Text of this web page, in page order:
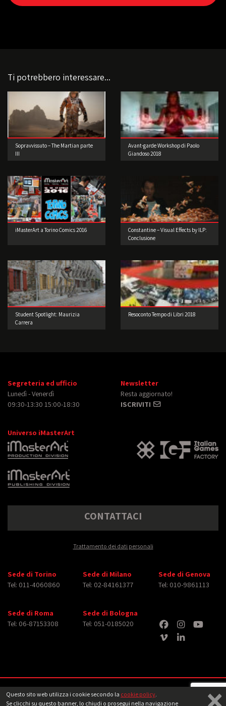
Questo sito web utilizza i cookie secondo la cookie policy.
Se clicchi su questo banner, lo chiudi o prosegui nella navigazione
Ti potrebbero interessare...
Sopravvissuto – The Martian parte
III
Avant-garde Workshop di Paolo
Giandoso 2018
iMasterArt a Torino Comics 2016
Constantine – Visual Effects by ILP:
Conclusione
Student Spotlight: Maurizia
Carrera
Resoconto Tempo di Libri 2018
Segreteria ed ufficio
Lunedì - Venerdì
09:30-13:30 15:00-18:30
Newsletter
Resta aggiornato!
ISCRIVITI
Universo iMasterArt
CONTATTACI
Trattamento dei dati personali
Sede di Torino
Tel: 011-4060860
Sede di Milano
Tel: 02-84161377
Sede di Genova
Tel: 010-9861113
Sede di Roma
Tel: 06-87153308
Sede di Bologna
Tel: 051-0185020
Copyright © 2026 iMasterArt S.r.l. ‐ All rights reserved. Tutti i diritti relativi ad
immagini e video pubblicati sono dei rispettiviaventi diritto Note legali